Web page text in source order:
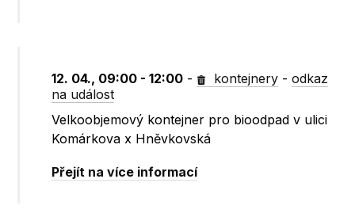
12. 04., 09:00 - 12:00 - kontejnery -odkaz
na událost
Velkoobjemový kontejner pro bioodpad v ulici
Komárkova x Hněvkovská
Přejít na více informací